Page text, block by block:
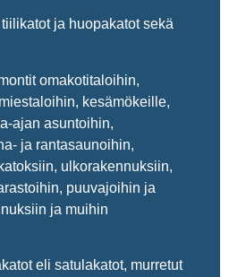
ja huopakatot sekä
omakotitaloihin,
kesämökeille,
ajan asuntoihin,
ja rantasaunoihin,
ulkorakennuksiin,
puuvajoihin ja
ja muihin
eli satulakatot, murretut